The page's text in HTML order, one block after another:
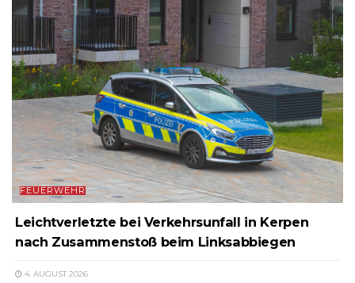
FEUERWEHR
Leichtverletzte bei Verkehrsunfall in Kerpen
nach Zusammenstoß beim Linksabbiegen
4. AUGUST 2026